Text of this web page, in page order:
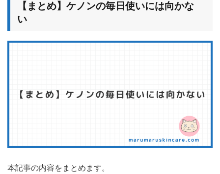
【まとめ】ケノンの毎日使いには向かな
い
本記事の内容をまとめます。